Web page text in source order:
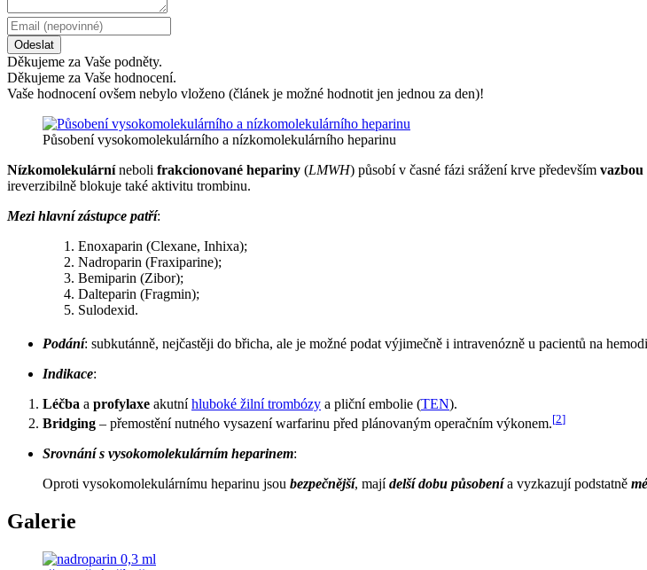
Odeslat
Děkujeme za Vaše podněty.
Děkujeme za Vaše hodnocení.
Vaše hodnocení ovšem nebylo vloženo (článek je možné hodnotit jen jednou za den)!
Působení vysokomolekulárního a nízkomolekulárního heparinu
Nízkomolekulárníneboli frakcionované hepariny (LMWH) působí v časné fázi srážení krve především
ireverzibilně blokuje také aktivitu trombinu.
Mezi hlavní zástupce patří:
Enoxaparin (Clexane, Inhixa);
Nadroparin (Fraxiparine);
Bemiparin (Zibor);
Dalteparin (Fragmin);
Sulodexid.
Podání: subkutánně, nejčastěji do břicha, ale je možné podat výjimečně i intravenózně u pacientů na
Indikace:
Léčba a profylaxe akutníhluboké žilní trombózy a pliční embolie (TEN).
Bridging – přemostění nutného vysazení warfarinu před plánovaným operačním výkonem.[2]
Srovnání s vysokomolekulárním heparinem:
Oproti vysokomolekulárnímu heparinu jsou bezpečnější, majídelší dobu působenía vyzkazují podstatně
Galerie